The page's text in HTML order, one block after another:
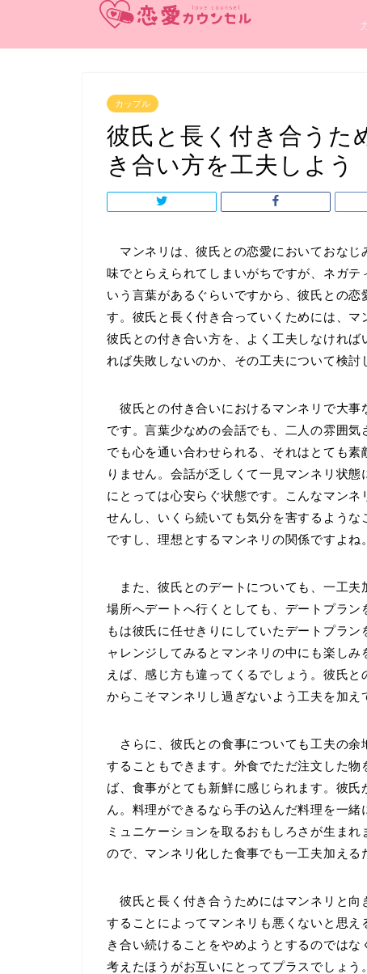
カップル
彼氏と長く付き合うた
き合い方を工夫しよう
マンネリは、彼氏との恋愛においておなじ
味でとらえられてしまいがちですが、ネガ
いう言葉があるぐらいですから、彼氏との
す。彼氏と長く付き合っていくためには、
彼氏との付き合い方を、よく工夫しなけれ
れば失敗しないのか、その工夫について検討
彼氏との付き合いにおけるマンネリで大事
です。言葉少なめの会話でも、二人の雰囲
でも心を通い合わせられる、それはとても
りません。会話が乏しくて一見マンネリ状
にとっては心安らぐ状態です。こんなマン
せんし、いくら続いても気分を害するよう
ですし、理想とするマンネリの関係ですよね。
また、彼氏とのデートについても、一工夫
場所へデートへ行くとしても、デートプラ
もは彼氏に任せきりにしていたデートプラ
ャレンジしてみるとマンネリの中にも楽し
えば、感じ方も違ってくるでしょう。彼氏
からこそマンネリし過ぎないよう工夫を加え
さらに、彼氏との食事についても工夫の余
することもできます。外食でただ注文した
ば、食事がとても新鮮に感じられます。彼
ん。料理ができるなら手の込んだ料理を一
ミュニケーションを取るおもしろさが生ま
ので、マンネリ化した食事でも一工夫加える
彼氏と長く付き合うためにはマンネリと向
することによってマンネリも悪くないと思
き合い続けることをやめようとするのでは
考えたほうがお互いにとってプラスでしょ